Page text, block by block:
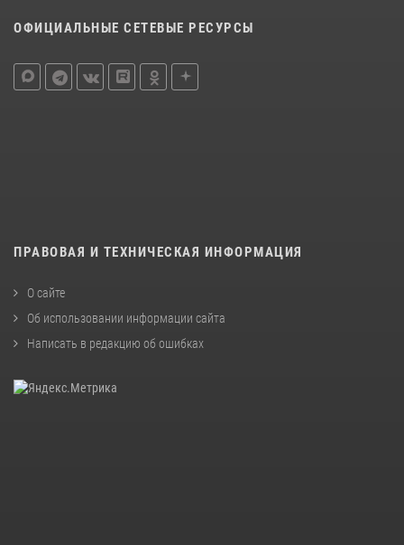
ОФИЦИАЛЬНЫЕ СЕТЕВЫЕ РЕСУРСЫ
ПРАВОВАЯ И ТЕХНИЧЕСКАЯ ИНФОРМАЦИЯ
О сайте
Об использовании информации сайта
Написать в редакцию об ошибках